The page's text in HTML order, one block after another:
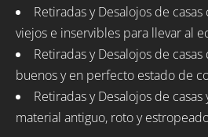
Retiradas y Desalojos de
viejos e inservibles para llevar al
Retiradas y Desalojos de
buenos y en perfecto estado de
Retiradas y Desalojos de
material antiguo, roto y